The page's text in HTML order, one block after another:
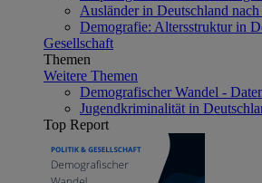
Ausländer in Deutschland
Demografie: Altersstruktur in
Gesellschaft
Themen
Weitere Themen
Demografischer Wandel -
Jugendkriminalität in
Top Report